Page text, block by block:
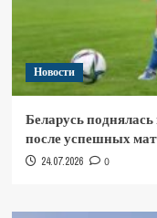
Новости
Беларусь
после успешных
24.07.2026 0